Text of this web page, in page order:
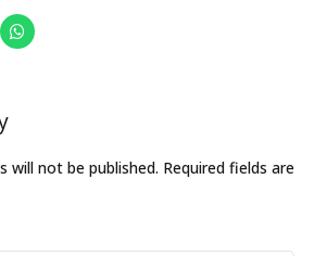
will not be published. Required fields are